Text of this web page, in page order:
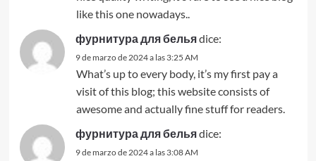
like this one nowadays..
фурнитура для бельяdice:
9 de marzo de 2024 a las 3:25 AM
What’s up to every body, it’s my first pay a
visit of this blog; this website consists of
awesome and actually fine stuff for readers.
фурнитура для бельяdice:
9 de marzo de 2024 a las 3:08 AM